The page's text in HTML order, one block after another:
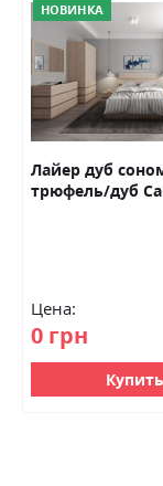
НОВИНКА
Лайер дуб
трюфель/дуб
Цена:
0 грн
Купить